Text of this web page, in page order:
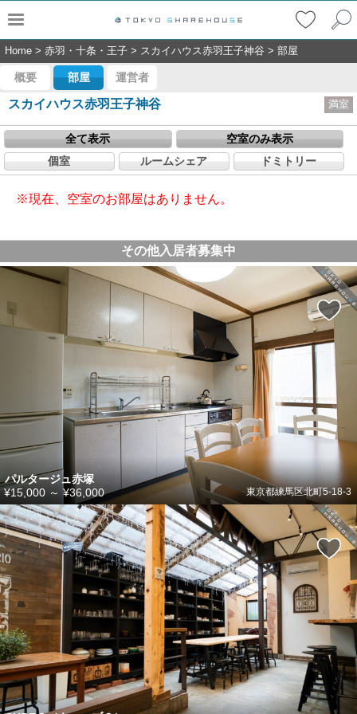
Home > 赤羽・十条・王子 > スカイハウス赤羽王子神谷 > 部屋
概要 部屋 運営者
スカイハウス赤羽王子神谷 満室
全て表示
空室のみ表示
個室
ルームシェア ドミトリー
※現在、空室のお部屋はありません。
その他入居者募集中
パルタージュ赤塚
東京都練馬区北町5-18-3
¥15,000 ～ ¥36,000